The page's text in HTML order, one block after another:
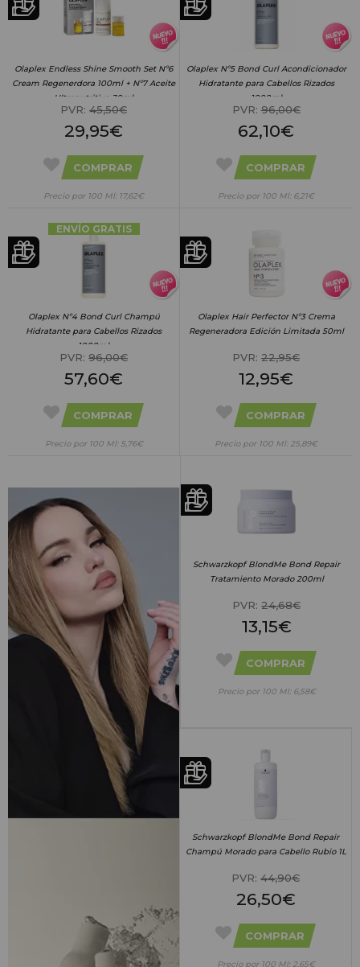
Olaplex Endless Shine Smooth Set Nº6
Cream Regenerdora 100ml + Nº7 Aceite
Ultranutritivo 30ml
PVR: 45,50€
29,95€
COMPRAR
Precio por 100 Ml: 17,62€
Olaplex Nº5 Bond Curl Acondicionador
Hidratante para Cabellos Rizados
1000ml
PVR:96,00€
62,10€
COMPRAR
Precio por 100 Ml: 6,21€
ENVÍO GRATIS
Olaplex Nº4 Bond Curl Champú
Hidratante para Cabellos Rizados
1000ml
PVR: 96,00€
57,60€
COMPRAR
Precio por 100 Ml: 5,76€
Olaplex Hair Perfector Nº3 Crema
Regeneradora Edición Limitada 50ml
PVR: 22,95€
12,95€
COMPRAR
Precio por 100 Ml: 25,89€
Schwarzkopf BlondMe Bond Repair
Tratamiento Morado 200ml
PVR: 24,68€
13,15€
COMPRAR
Precio por 100 Ml: 6,58€
Schwarzkopf BlondMe Bond Repair
Champú Morado para Cabello Rubio 1L
PVR: 44,90€
26,50€
COMPRAR
Precio por 100 Ml: 2,65€